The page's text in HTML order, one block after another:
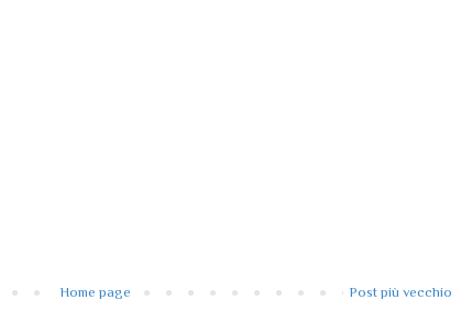
Post più vecchio
Home page